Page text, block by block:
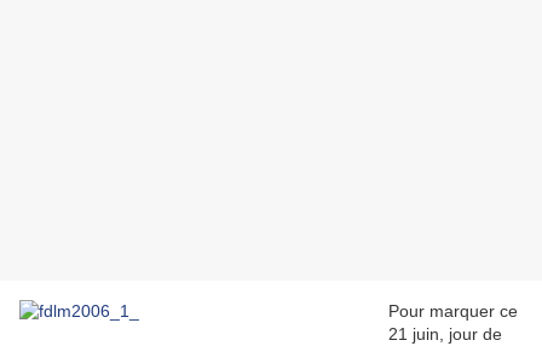
Pour marquer ce
21 juin, jour de